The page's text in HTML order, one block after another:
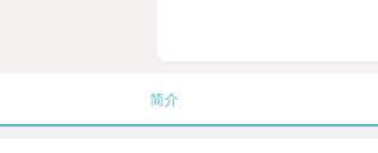
简介